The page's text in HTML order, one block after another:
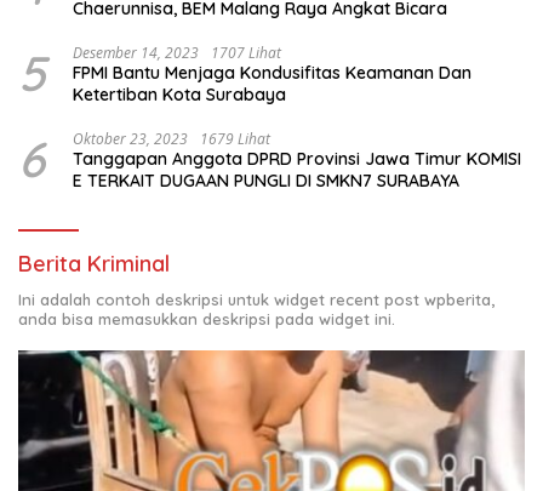
Chaerunnisa, BEM Malang Raya Angkat Bicara
5 Desember 14, 2023 1707 Lihat
FPMI Bantu Menjaga Kondusifitas Keamanan Dan
Ketertiban Kota Surabaya
6 Oktober 23, 2023 1679 Lihat
Tanggapan Anggota DPRD Provinsi Jawa Timur KOMISI
E TERKAIT DUGAAN PUNGLI DI SMKN7 SURABAYA
Berita Kriminal
Ini adalah contoh deskripsi untuk widget recent post wpberita,
anda bisa memasukkan deskripsi pada widget ini.